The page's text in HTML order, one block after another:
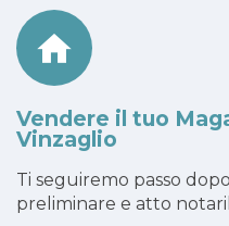
Vendere il tuo
Vinzaglio
Ti seguiremo passo
preliminare e atto